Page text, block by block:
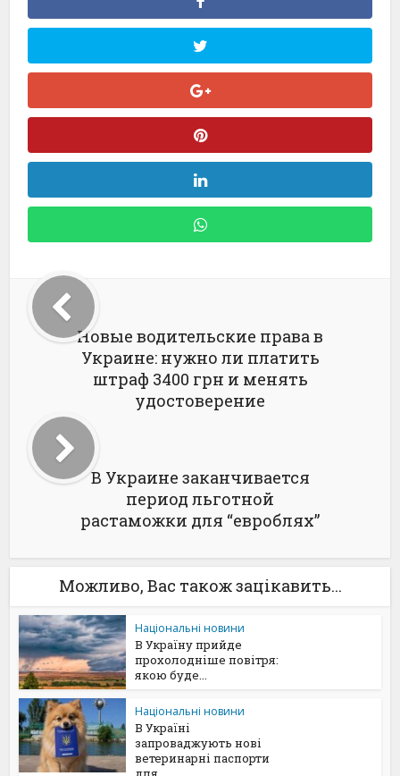
Новые водительские права в
Украине: нужно ли платить
штраф 3400 грн и менять
удостоверение
В Украине заканчивается
период льготной
растаможки для “евроблях”
Можливо, Вас також зацікавить...
Національні новини
В Україну прийде
прохолодніше повітря:
якою буде...
Національні новини
В Україні
запроваджують нові
ветеринарні паспорти